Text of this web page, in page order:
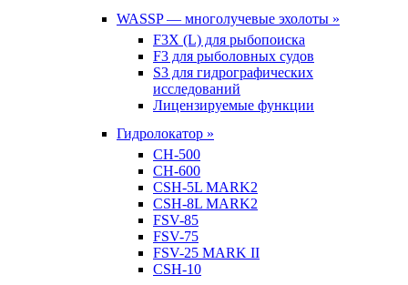
WASSP — многолучевые эхолоты »
F3X (L) для рыбопоиска
F3 для рыболовных судов
S3 для гидрографических
исследований
Лицензируемые функции
Гидролокатор »
CH-500
CH-600
CSH-5L MARK2
CSH-8L MARK2
FSV-85
FSV-75
FSV-25 MARK II
CSH-10